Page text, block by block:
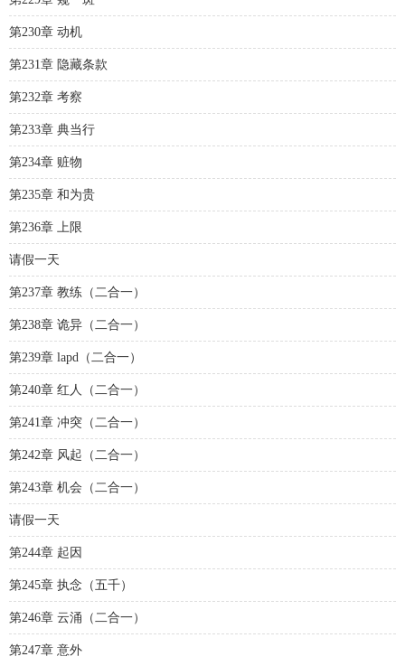
第230章 动机
第231章 隐藏条款
第232章 考察
第233章 典当行
第234章 赃物
第235章 和为贵
第236章 上限
请假一天
第237章 教练（二合一）
第238章 诡异（二合一）
第239章 lapd（二合一）
第240章 红人（二合一）
第241章 冲突（二合一）
第242章 风起（二合一）
第243章 机会（二合一）
请假一天
第244章 起因
第245章 执念（五千）
第246章 云涌（二合一）
第247章 意外